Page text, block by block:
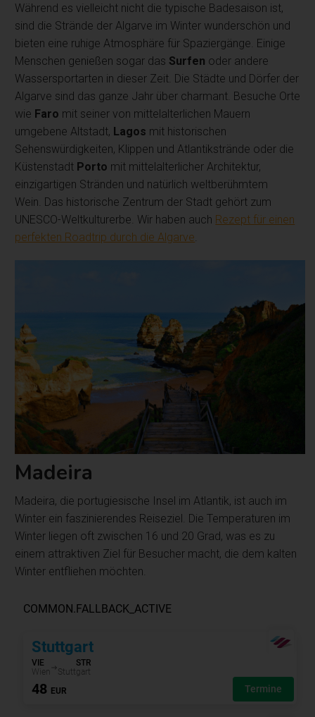
Während es vielleicht nicht die typische Badesaison ist,
sind die Strände der Algarve im Winter wunderschön und
bieten eine ruhige Atmosphäre für Spaziergänge. Einige
Menschen genießen sogar das Surfen oder andere
Wassersportarten in dieser Zeit. Die Städte und Dörfer der
Algarve sind das ganze Jahr über charmant. Besuche Orte
wie Faro mit seiner von mittelalterlichen Mauern
umgebene Altstadt, Lagos mit historischen
Sehenswürdigkeiten, Klippen und Atlantikstrände oder die
Küstenstadt Porto mit mittelalterlicher Architektur,
einzigartigen Stränden und natürlich weltberühmtem
Wein. Das historische Zentrum der Stadt gehört zum
UNESCO-Weltkulturerbe. Wir haben auch Rezept für einen
perfekten Roadtrip durch die Algarve
Madeira
Madeira, die portugiesische Insel im Atlantik, ist auch im
Winter ein faszinierendes Reiseziel. Die Temperaturen im
Winter liegen oft zwischen 16 und 20 Grad, was es zu
einem attraktiven Ziel für Besucher macht, die dem kalten
Winter entfliehen möchten.